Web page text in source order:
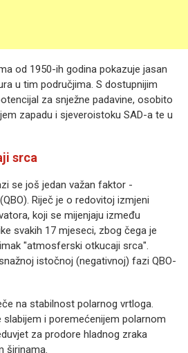
od 1950-ih godina pokazuje jasan
u tim područjima. S dostupnijim
za snježne padavine, osobito
zapadu i sjeveroistoku SAD-a te u
srca
se još jedan važan faktor -
Riječ je o redovitoj izmjeni
koji se mijenjaju između
svakih 17 mjeseci, zbog čega je
"atmosferski otkucaji srca".
istočnoj (negativnoj) fazi QBO-
na stabilnost polarnog vrtloga.
slabijem i poremećenijem polarnom
za prodore hladnog zraka
širinama.